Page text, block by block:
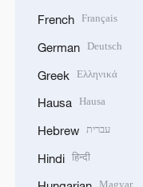
French Français
German Deutsch
Greek Ελληνικά
Hausa Hausa
Hebrew עברית
Hindi हिन्दी